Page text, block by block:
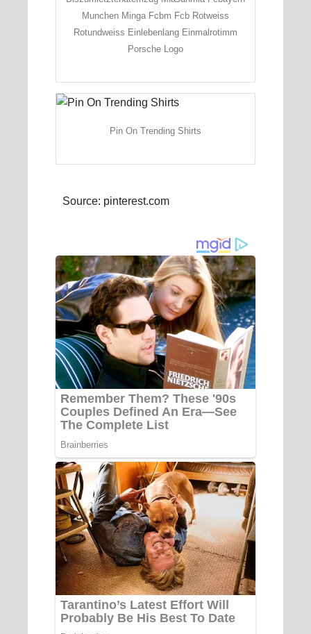
Munchen Minga Fcbm Fcb Rotweiss
Rotundweiss Einlebenlang Einmalrotimm
Porsche Logo
Pin On Trending Shirts
Source: pinterest.com